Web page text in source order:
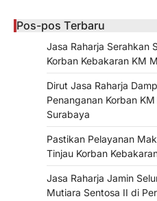
Pos-pos Terbaru
Jasa Raharja Serahkan
Korban Kebakaran KM
Dirut Jasa Raharja
Penanganan Korban
Surabaya
Pastikan Pelayanan
Tinjau Korban
Jasa Raharja Jamin
Mutiara Sentosa II di